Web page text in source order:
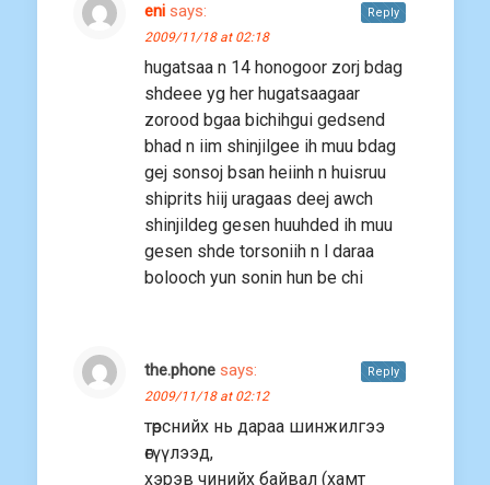
eni says:
2009/11/18 at 02:18
hugatsaa n 14 honogoor zorj bdag
shdeee yg her hugatsaagaar
zorood bgaa bichihgui gedsend
bhad n iim shinjilgee ih muu bdag
gej sonsoj bsan heiinh n huisruu
shiprits hiij uragaas deej awch
shinjildeg gesen huuhded ih muu
gesen shde torsoniih n l daraa
bolooch yun sonin hun be chi
Reply
the.phone says:
2009/11/18 at 02:12
төрснийх нь дараа шинжилгээ
өгүүлээд,
хэрэв чинийх байвал (хамт
Reply